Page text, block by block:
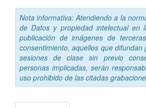
Nota informativa: Atendiendo a la
de Datos y propiedad intelectual en
publicación de imágenes de
consentimiento, aquellos que difundan
sesiones de clase sin previo
personas implicadas, serán
uso prohibido de las citadas